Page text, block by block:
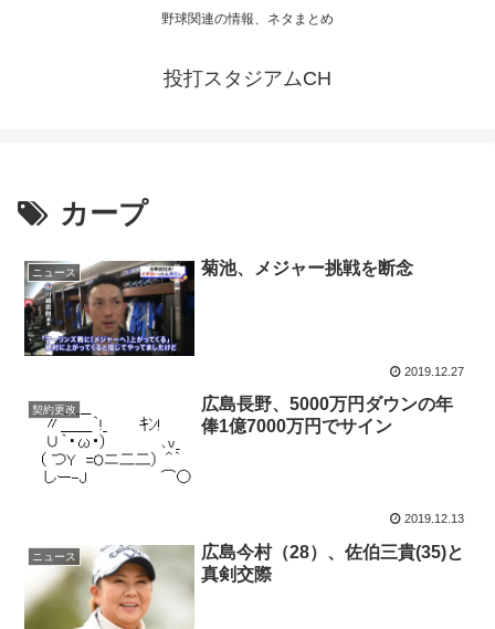
野球関連の情報、ネタまとめ
投打スタジアムCH
カープ
ニュース 菊池、メジャー挑戦を断念
2019.12.27
契約更改
広島長野、5000万円ダウンの年
俸1億7000万円でサイン
2019.12.13
ニュース
広島今村（28）、佐伯三貴(35)と
真剣交際